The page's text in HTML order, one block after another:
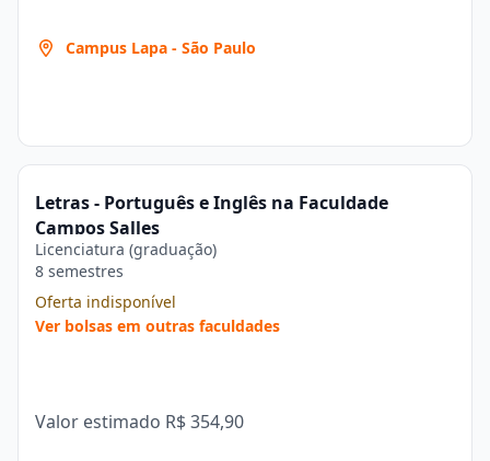
Campus Lapa - São Paulo
Letras - Português e Inglês na Faculdade
Campos Salles
Licenciatura (graduação)
8 semestres
Oferta indisponível
Ver bolsas em outras faculdades
Valor estimado R$ 354,90